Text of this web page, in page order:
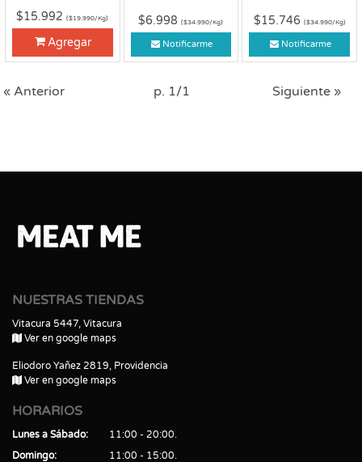
$15.992($19.990/Kg)
Agregar
$6.998($34.990/Kg)
Notificarme
$15.746 ($34.990/Kg)
Notificarme
« Anterior p. 1/1 Siguiente »
NUESTRAS TIENDAS
Vitacura 5447, Vitacura
Ver en google maps
Eliodoro Yañez 2819, Providencia
Ver en google maps
HORARIOS
Lunes a Sábado
11:00 - 20:00
Domingo
11:00 - 15:00